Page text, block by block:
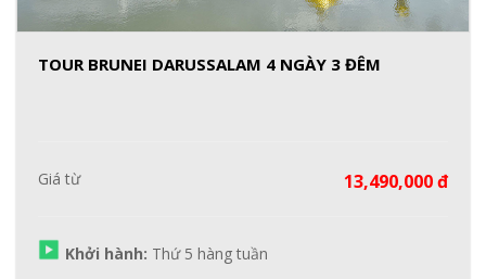
TOUR BRUNEI DARUSSALAM 4 NGÀY 3 ĐÊM
Giá từ 13,490,000 đ
Khởi hành: Thứ 5 hàng tuần